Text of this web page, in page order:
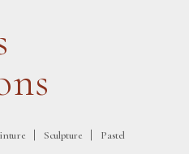
| Sculpture | Pastel